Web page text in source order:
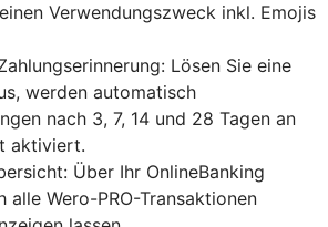
Verwendungszweck inkl. Emojis
Lösen Sie eine
werden automatisch
nach 3, 7, 14 und 28 Tagen an
aktiviert.
Über Ihr OnlineBanking
alle Wero-PRO-Transaktionen